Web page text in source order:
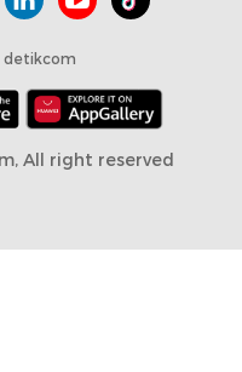
detikcom
All right reserved